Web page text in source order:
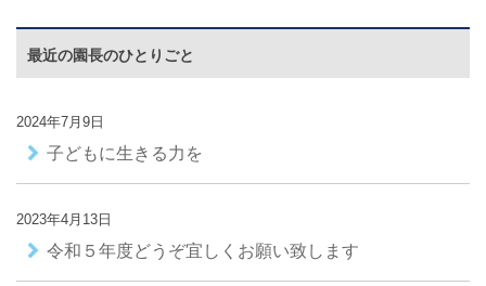
最近の園長のひとりごと
2024年7月9日
子どもに生きる力を
2023年4月13日
令和５年度どうぞ宜しくお願い致します